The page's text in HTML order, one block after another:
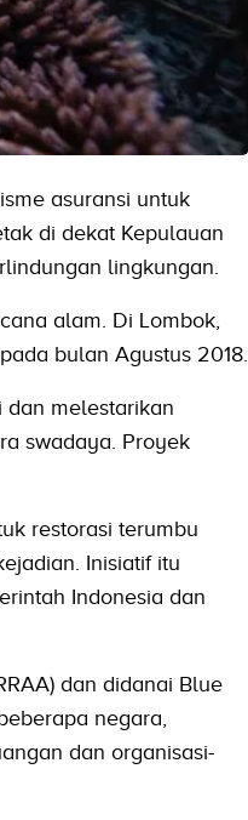
asuransi untuk
di dekat Kepulauan
lingkungan.
alam. Di Lombok,
bulan Agustus 2018.
dan melestarikan
swadaya. Proyek
restorasi terumbu
Inisiatif itu
Indonesia dan
dan didanai Blue
negara,
dan organisasi-